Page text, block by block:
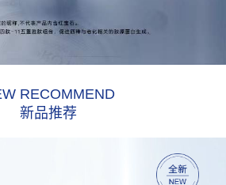
RECOMMEND
新品推荐